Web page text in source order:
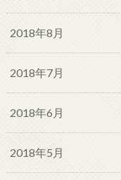
2018年8月
2018年7月
2018年6月
2018年5月